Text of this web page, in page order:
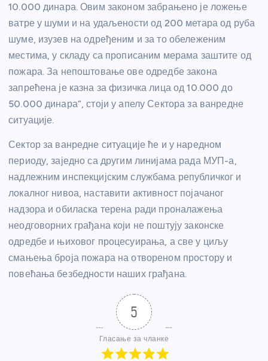
10.000 динара. Овим законом забрањено је ложење
ватре у шуми и на удаљености од 200 метара од руба
шуме, изузев на одређеним и за то обележеним
местима, у складу са прописаним мерама заштите од
пожара. За непоштовање ове одредбе закона
запрећена је казна за физичка лица од 10.000 до
50.000 динара”, стоји у апелу Сектора за ванредне
ситуације.
Сектор за ванредне ситуације ће и у наредном
периоду, заједно са другим линијама рада МУП-а,
надлежним инспекцијским службама републичког и
локалног нивоа, наставити активност појачаног
надзора и обиласка терена ради проналажења
неодговорних грађана који не поштују законске
одредбе и њиховог процесуирања, а све у циљу
смањења броја пожара на отвореном простору и
повећања безбедности наших грађана.
5
Гласање за чланке